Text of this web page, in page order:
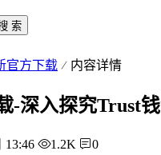
索
官方下载 内容详情
-深入探究Trust
13:46 1.2K 0